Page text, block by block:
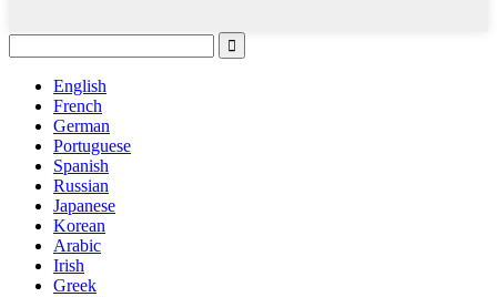
English
French
German
Portuguese
Spanish
Russian
Japanese
Korean
Arabic
Irish
Greek